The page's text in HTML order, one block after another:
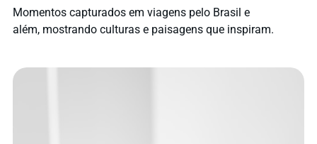
Momentos capturados em viagens pelo Brasil e
além, mostrando culturas e paisagens que inspiram.